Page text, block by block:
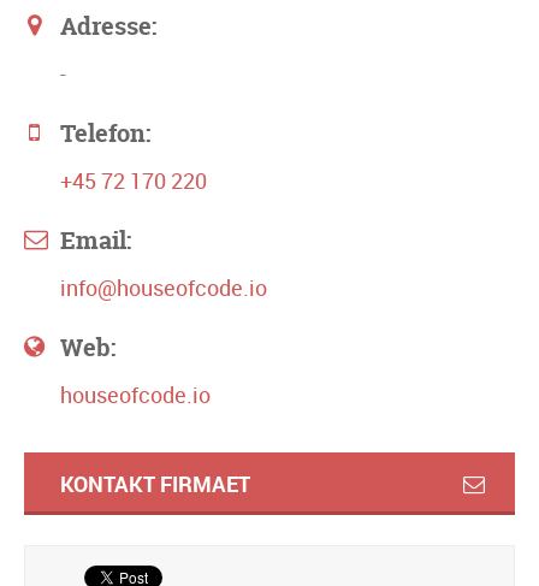
Adresse:
-
Telefon:
+45 72 170 220
Email:
info@houseofcode.io
Web:
houseofcode.io
KONTAKT FIRMAET